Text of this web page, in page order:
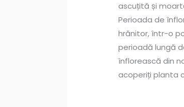
ascuțită și
Perioada de
hrănitor, într-o
perioadă lungă
înflorească din
acoperiți planta